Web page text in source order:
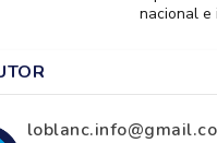
nacional e